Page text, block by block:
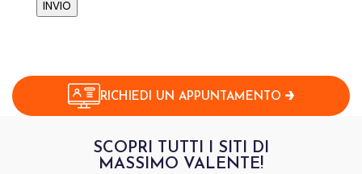
INVIO
RICHIEDI UN APPUNTAMENTO
SCOPRI TUTTI I SITI DI
MASSIMO VALENTE!